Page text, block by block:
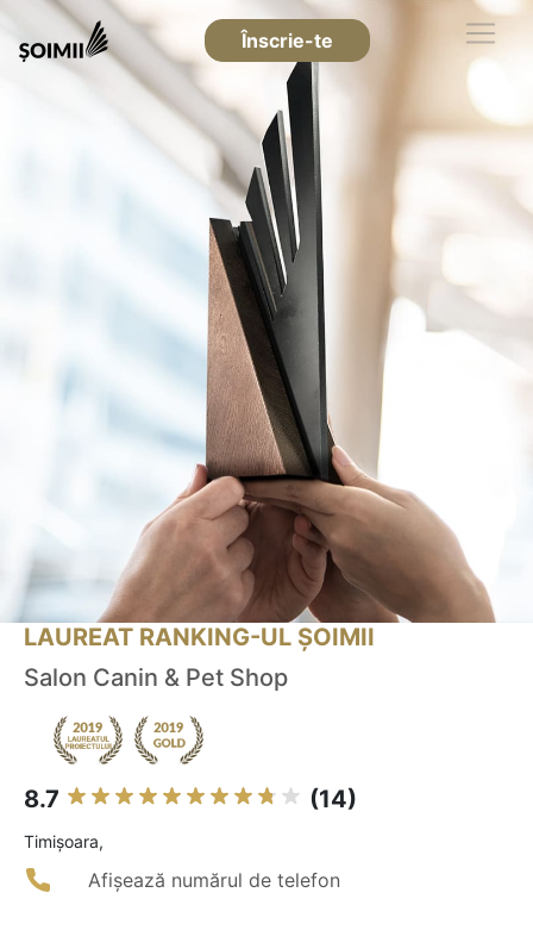
Înscrie-te
LAUREAT RANKING-UL ȘOIMII
Salon Canin & Pet Shop
8.7 (14)
Timişoara,
Afișează numărul de telefon